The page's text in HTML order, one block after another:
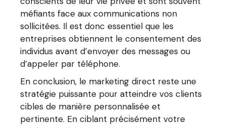
méfiants face aux communications non
sollicitées. Il est donc essentiel que les
entreprises obtiennent le consentement des
individus avant d’envoyer des messages ou
d’appeler par téléphone.
En conclusion, le marketing direct reste une
stratégie puissante pour atteindre vos clients
cibles de manière personnalisée et
pertinente. En ciblant précisément votre